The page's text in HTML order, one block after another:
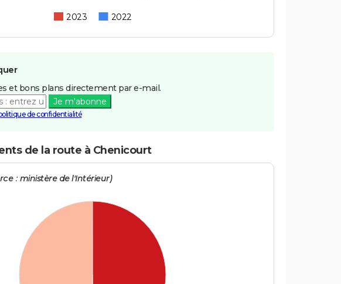
2023 2022
et bons plans directement par e-mail.
Je m'abonne
de confidentialité
de la route à Chenicourt
: ministère de l'Intérieur)